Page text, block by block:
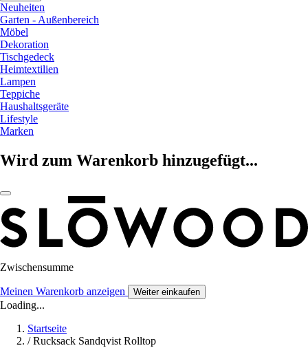
Neuheiten
Garten - Außenbereich
Möbel
Dekoration
Tischgedeck
Heimtextilien
Lampen
Teppiche
Haushaltsgeräte
Lifestyle
Marken
Wird zum Warenkorb hinzugefügt...
Zwischensumme
Meinen Warenkorb anzeigen Weiter einkaufen
Loading...
Startseite
/ Rucksack Sandqvist Rolltop